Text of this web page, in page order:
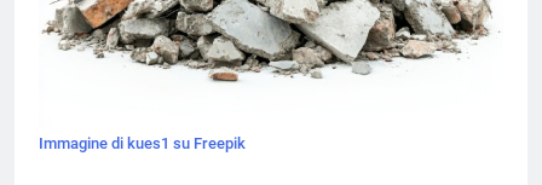
Immagine di kues1 su Freepik